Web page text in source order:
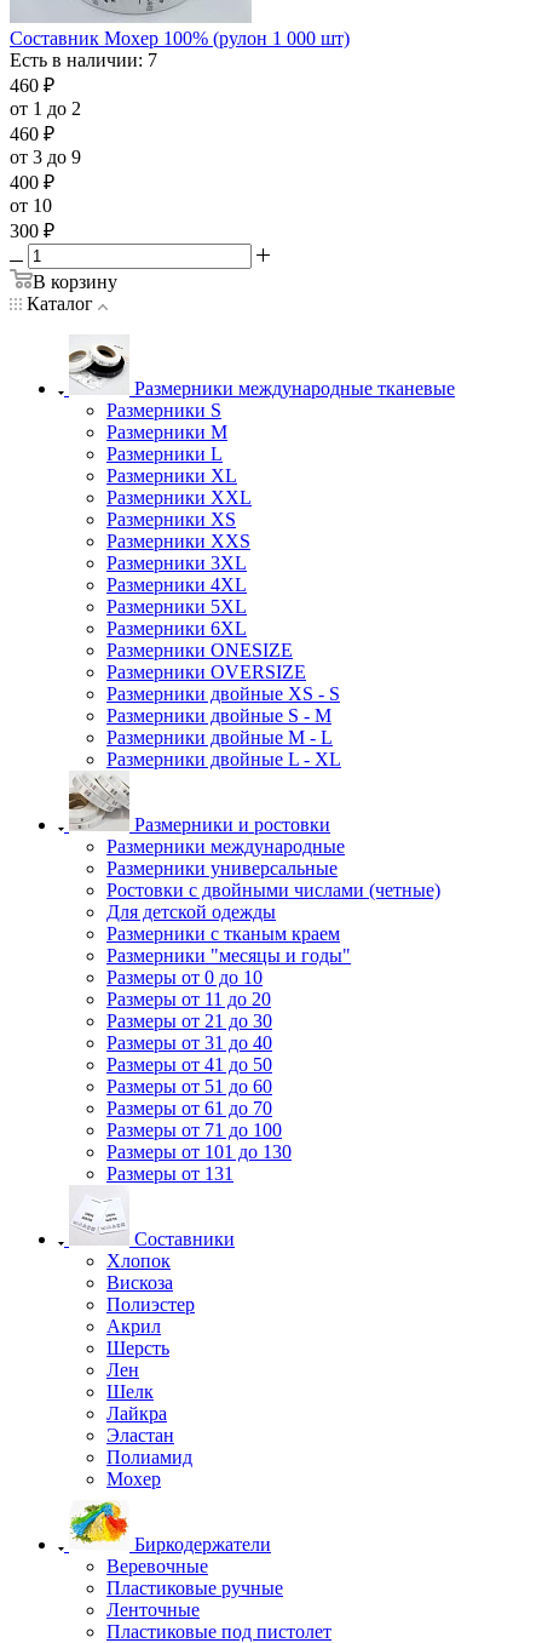
Составник Мохер 100% (рулон 1 000 шт)
Есть в наличии: 7
460 ₽
от 1 до 2
460 ₽
от 3 до 9
400 ₽
от 10
300 ₽
В корзину
Каталог
Размерники международные тканевые
Размерники S
Размерники M
Размерники L
Размерники XL
Размерники XXL
Размерники XS
Размерники XXS
Размерники 3XL
Размерники 4XL
Размерники 5XL
Размерники 6XL
Размерники ONESIZE
Размерники OVERSIZE
Размерники двойные XS - S
Размерники двойные S - M
Размерники двойные M - L
Размерники двойные L - XL
Размерники и ростовки
Размерники международные
Размерники универсальные
Ростовки с двойными числами (четные)
Для детской одежды
Размерники с тканым краем
Размерники "месяцы и годы"
Размеры от 0 до 10
Размеры от 11 до 20
Размеры от 21 до 30
Размеры от 31 до 40
Размеры от 41 до 50
Размеры от 51 до 60
Размеры от 61 до 70
Размеры от 71 до 100
Размеры от 101 до 130
Размеры от 131
Составники
Хлопок
Вискоза
Полиэстер
Акрил
Шерсть
Лен
Шелк
Лайкра
Эластан
Полиамид
Мохер
Биркодержатели
Веревочные
Пластиковые ручные
Ленточные
Пластиковые под пистолет